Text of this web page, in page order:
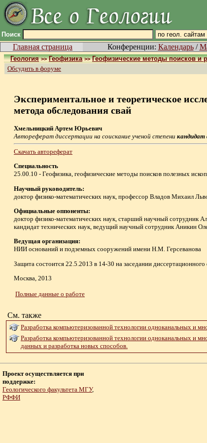
Поиск
Главная страница Конференции: Календарь/
Геология >> Геофизика >> Геофизические методы поисков и
Обсудить в форуме
Экспериментальное и теоретическое
метода обследования свай
Хмельницкий Артем Юрьевич
Автореферат диссертации на соискание ученой степени кандидат
Скачать автореферат
Специальность
25.00.10 - Геофизика, геофизические методы поисков полезных
Научный руководитель:
доктор физико-математических наук, профессор Владов Михаил
Официальные оппоненты:
доктор физико-математических наук, старший научный сотрудник
кандидат технических наук, ведущий научный сотрудник Аникин
Ведущая организация:
НИИ оснований и подземных сооружений имени Н.М. Герсеванова
Защита состоится 22.5.2013 в 14-30 на заседании
Москва, 2013
Полные данные о работе
См. также
Разработка компьютеризованной технологии одноканальных и
Разработка компьютеризованной технологии одноканальных и
данных и разработка новых способов.
Проект осуществляется при
поддержке:
Геологического факультета МГУ,
РФФИ